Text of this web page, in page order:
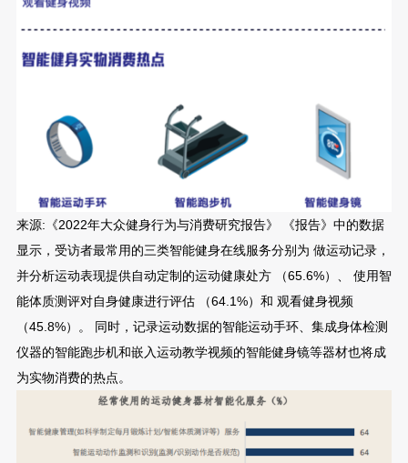
来源:《2022年大众健身行为与消费研究报告》 《报告》中的数据
显示，受访者最常用的三类智能健身在线服务分别为 做运动记录，
并分析运动表现提供自动定制的运动健康处方 （65.6%）、 使用智
能体质测评对自身健康进行评估 （64.1%）和 观看健身视频
（45.8%）。 同时，记录运动数据的智能运动手环、集成身体检测
仪器的智能跑步机和嵌入运动教学视频的智能健身镜等器材也将成
为实物消费的热点。